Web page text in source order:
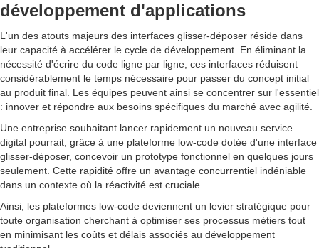
développement d'applications
L'un des atouts majeurs des interfaces glisser-déposer réside dans
leur capacité à accélérer le cycle de développement. En éliminant la
nécessité d'écrire du code ligne par ligne, ces interfaces réduisent
considérablement le temps nécessaire pour passer du concept initial
au produit final. Les équipes peuvent ainsi se concentrer sur l'essentiel
: innover et répondre aux besoins spécifiques du marché avec agilité.
Une entreprise souhaitant lancer rapidement un nouveau service
digital pourrait, grâce à une plateforme low-code dotée d'une interface
glisser-déposer, concevoir un prototype fonctionnel en quelques jours
seulement. Cette rapidité offre un avantage concurrentiel indéniable
dans un contexte où la réactivité est cruciale.
Ainsi, les plateformes low-code deviennent un levier stratégique pour
toute organisation cherchant à optimiser ses processus métiers tout
en minimisant les coûts et délais associés au développement